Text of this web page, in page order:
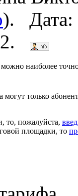
). Дата:
наиболее
только
то, пожалуйста,
площадки, то